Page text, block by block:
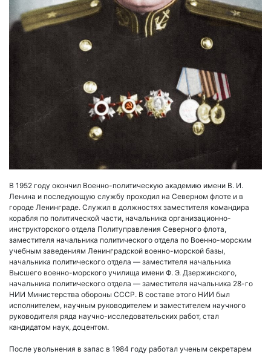
В 1952 году окончил Военно-политическую академию имени В. И.
Ленина и последующую службу проходил на Северном флоте и в
городе Ленинграде. Служил в должностях заместителя командира
корабля по политической части, начальника организационно-
инструкторского отдела Политуправления Северного флота,
заместителя начальника политического отдела по Военно-морским
учебным заведениям Ленинградской военно-морской базы,
начальника политического отдела — заместителя начальника
Высшего военно-морского училища имени Ф. Э. Дзержинского,
начальника политического отдела — заместителя начальника 28-го
НИИ Министерства обороны СССР. В составе этого НИИ был
исполнителем, научным руководителем и заместителем научного
руководителя ряда научно-исследовательских работ, стал
кандидатом наук, доцентом.
После увольнения в запас в 1984 году работал ученым секретарем